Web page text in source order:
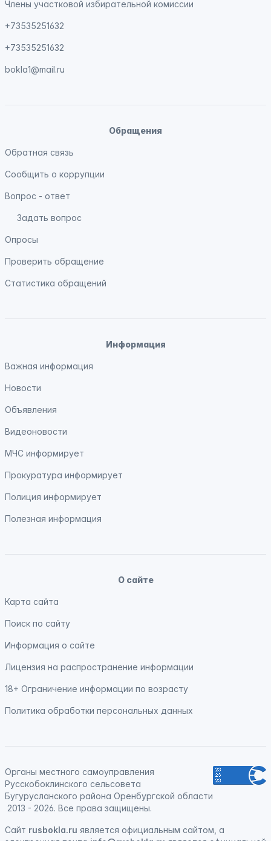
Члены участковой избирательной комиссии
+73535251632
+73535251632
bokla1@mail.ru
Обращения
Обратная связь
Сообщить о коррупции
Вопрос - ответ
Задать вопрос
Опросы
Проверить обращение
Статистика обращений
Информация
Важная информация
Новости
Объявления
Видеоновости
МЧС информирует
Прокуратура информирует
Полиция информирует
Полезная информация
О сайте
Карта сайта
Поиск по сайту
Информация о сайте
Лицензия на распространение информации
18+ Ограничение информации по возрасту
Политика обработки персональных данных
Органы местного самоуправления
Русскобоклинского сельсовета
Бугурусланского района Оренбургской области
2013 - 2026. Все права защищены.
Сайт rusbokla.ru является официальным сайтом, а